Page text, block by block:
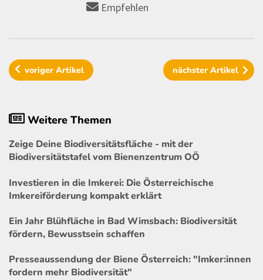
Empfehlen
vorigerArtikel nächster Artikel
Weitere Themen
Zeige Deine Biodiversitätsfläche - mit der
Biodiversitätstafel vom Bienenzentrum OÖ
Investieren in die Imkerei: Die Österreichische
Imkereiförderung kompakt erklärt
Ein Jahr Blühfläche in Bad Wimsbach: Biodiversität
fördern, Bewusstsein schaffen
Presseaussendung der Biene Österreich: "Imker:innen
fordern mehr Biodiversität"